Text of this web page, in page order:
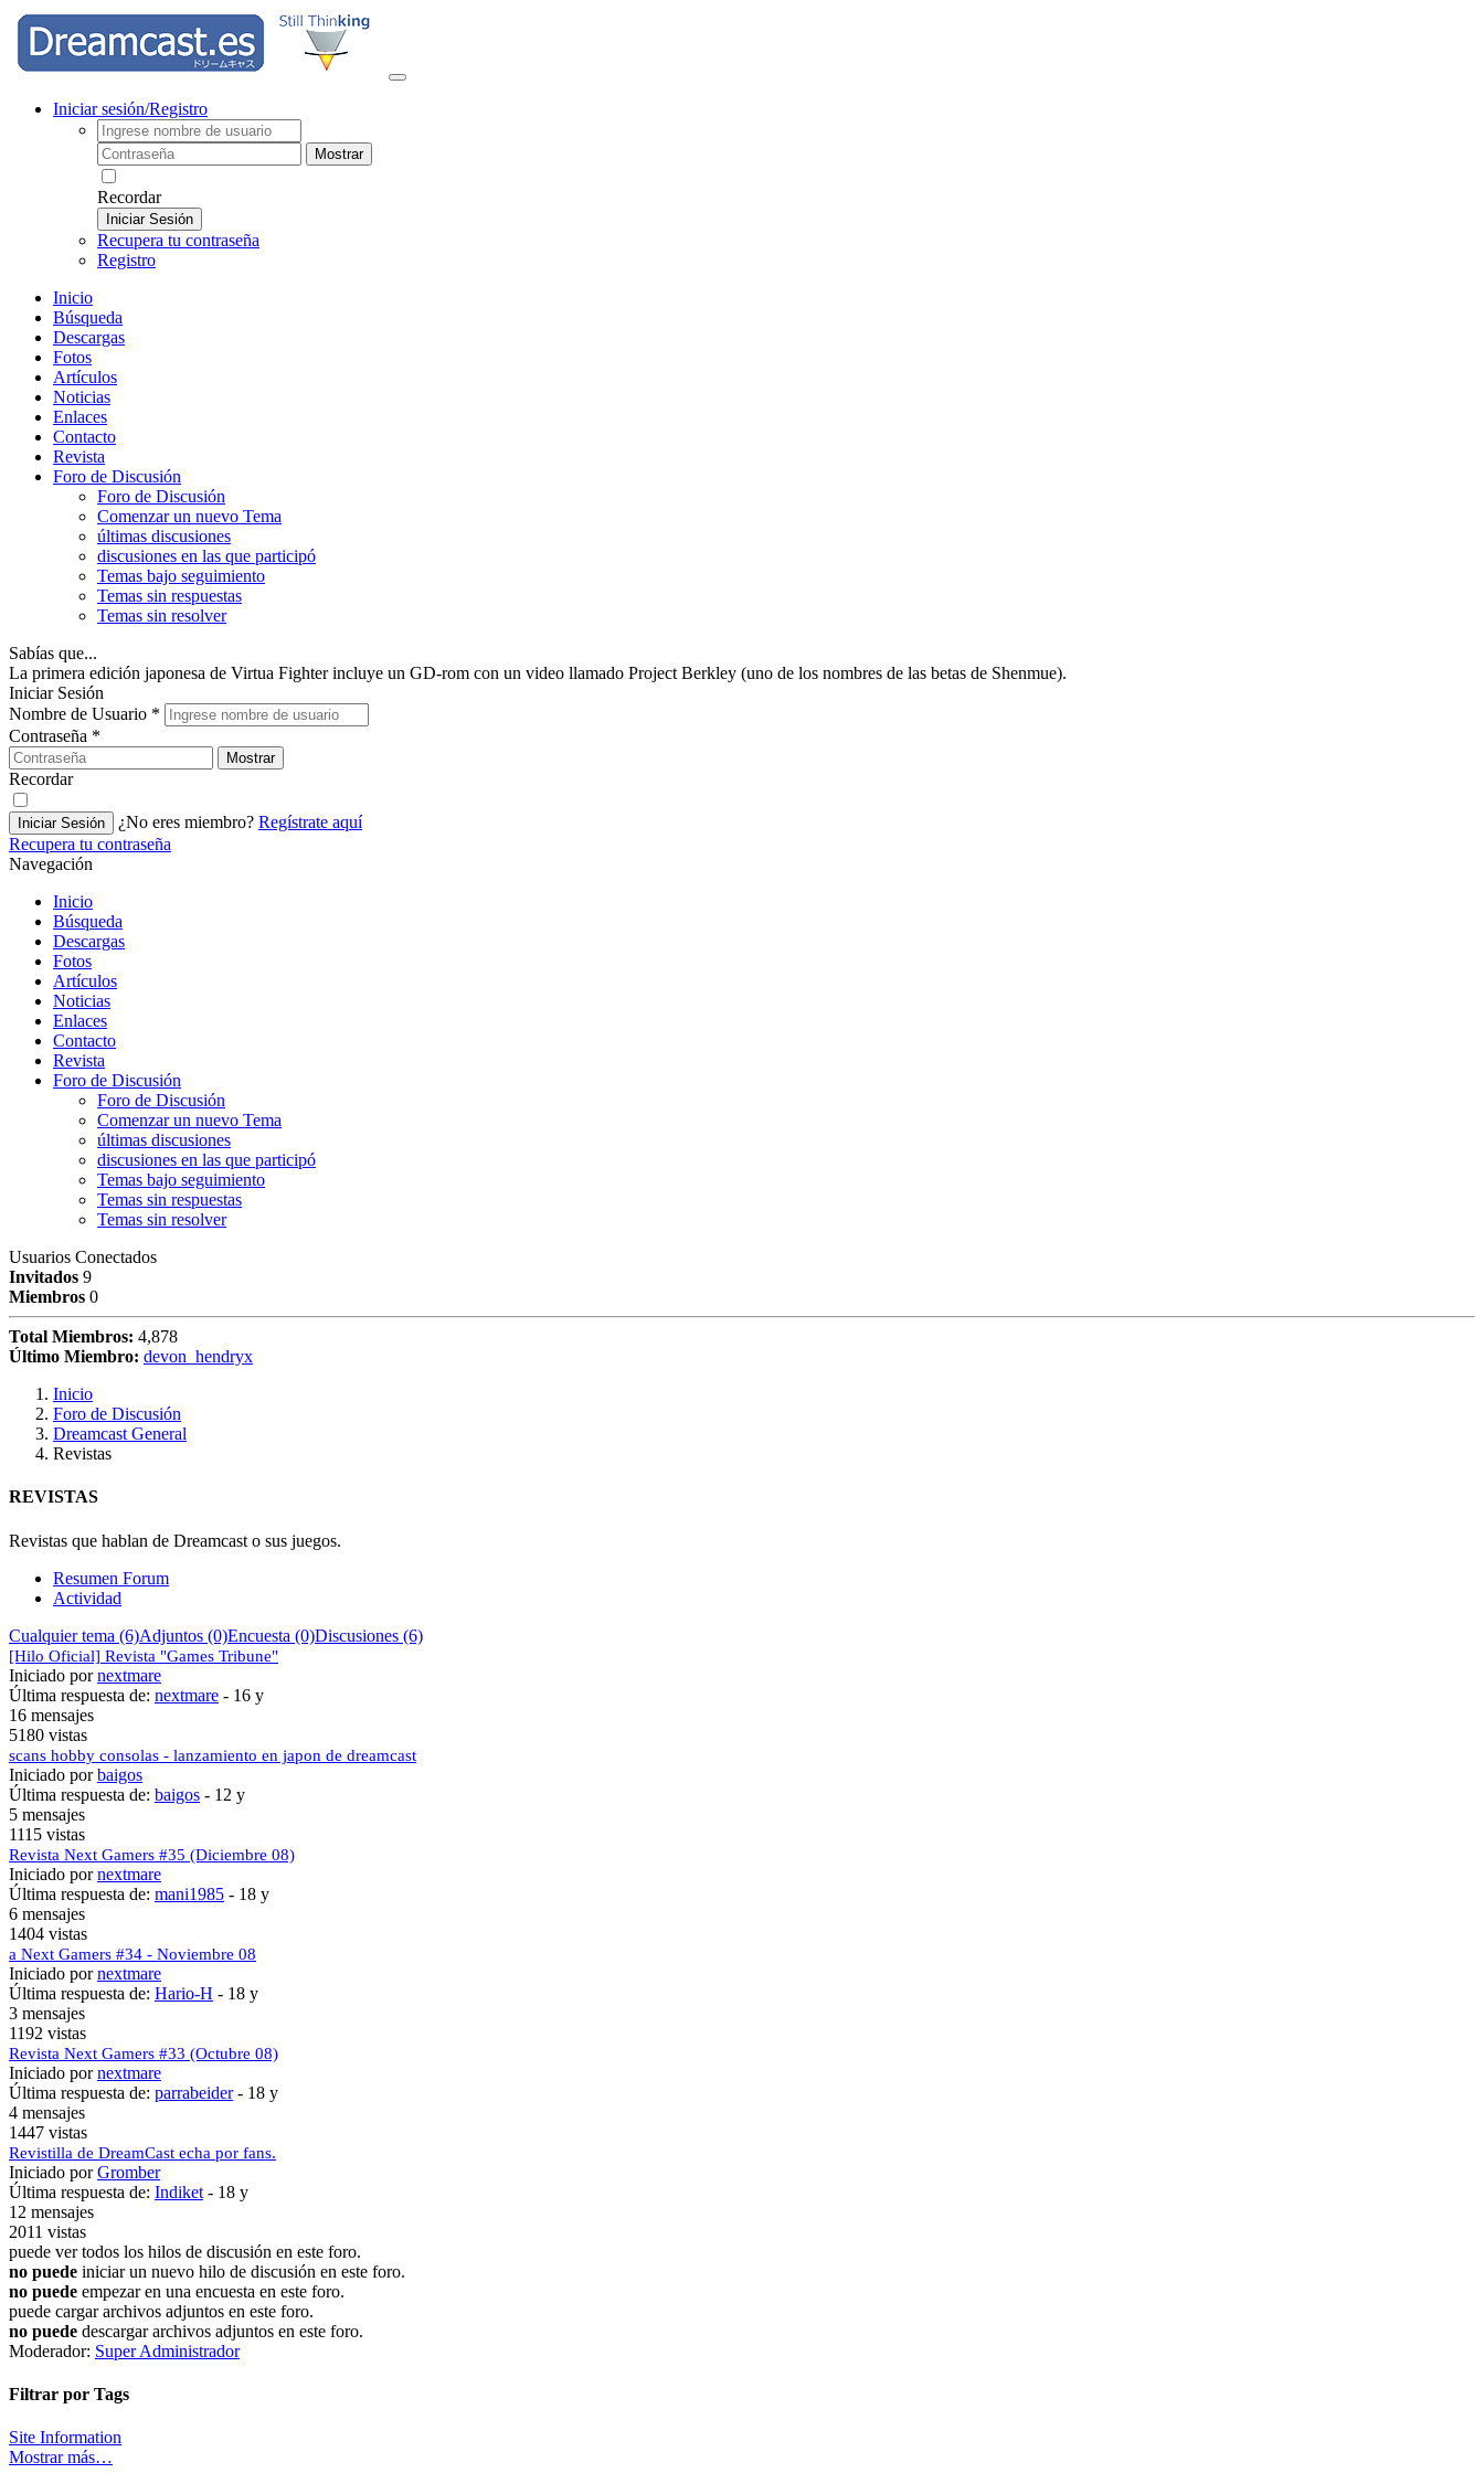
Iniciar sesión/Registro
Mostrar
Recordar
Iniciar Sesión
Recupera tu contraseña
Registro
Inicio
Búsqueda
Descargas
Fotos
Artículos
Noticias
Enlaces
Contacto
Revista
Foro de Discusión
Foro de Discusión
Comenzar un nuevo Tema
últimas discusiones
discusiones en las que participó
Temas bajo seguimiento
Temas sin respuestas
Temas sin resolver
Sabías que...
La primera edición japonesa de Virtua Fighter incluye un GD-rom con un video llamado Project Berkley (uno de los nombres de las betas de Shenmue).
Iniciar Sesión
Nombre de Usuario *
Contraseña *
Mostrar
Recordar
Iniciar Sesión ¿No eres miembro? Regístrate aquí
Recupera tu contraseña
Navegación
Inicio
Búsqueda
Descargas
Fotos
Artículos
Noticias
Enlaces
Contacto
Revista
Foro de Discusión
Foro de Discusión
Comenzar un nuevo Tema
últimas discusiones
discusiones en las que participó
Temas bajo seguimiento
Temas sin respuestas
Temas sin resolver
Usuarios Conectados
Invitados 9
Miembros 0
Total Miembros: 4,878
Último Miembro: devon_hendryx
Inicio
Foro de Discusión
Dreamcast General
Revistas
REVISTAS
Revistas que hablan de Dreamcast o sus juegos.
Resumen Forum
Actividad
Cualquier tema (6)Adjuntos (0)Encuesta (0)Discusiones (6)
[Hilo Oficial] Revista "Games Tribune"
Iniciado pornextmare
Última respuesta de: nextmare - 16 y
16 mensajes
5180 vistas
scans hobby consolas - lanzamiento en japon de dreamcast
Iniciado porbaigos
Última respuesta de: baigos - 12 y
5 mensajes
1115 vistas
Revista Next Gamers #35 (Diciembre 08)
Iniciado pornextmare
Última respuesta de: mani1985 - 18 y
6 mensajes
1404 vistas
a Next Gamers #34 - Noviembre 08
Iniciado pornextmare
Última respuesta de: Hario-H - 18 y
3 mensajes
1192 vistas
Revista Next Gamers #33 (Octubre 08)
Iniciado pornextmare
Última respuesta de: parrabeider- 18 y
4 mensajes
1447 vistas
Revistilla de DreamCast echa por fans.
Iniciado porGromber
Última respuesta de: Indiket - 18 y
12 mensajes
2011 vistas
puede ver todos los hilos de discusión en este foro.
no puede iniciar un nuevo hilo de discusión en este foro.
no puede empezar en una encuesta en este foro.
puede cargar archivos adjuntos en este foro.
no puede descargar archivos adjuntos en este foro.
Moderador: Super Administrador
Filtrar por Tags
Site Information
Mostrar más…